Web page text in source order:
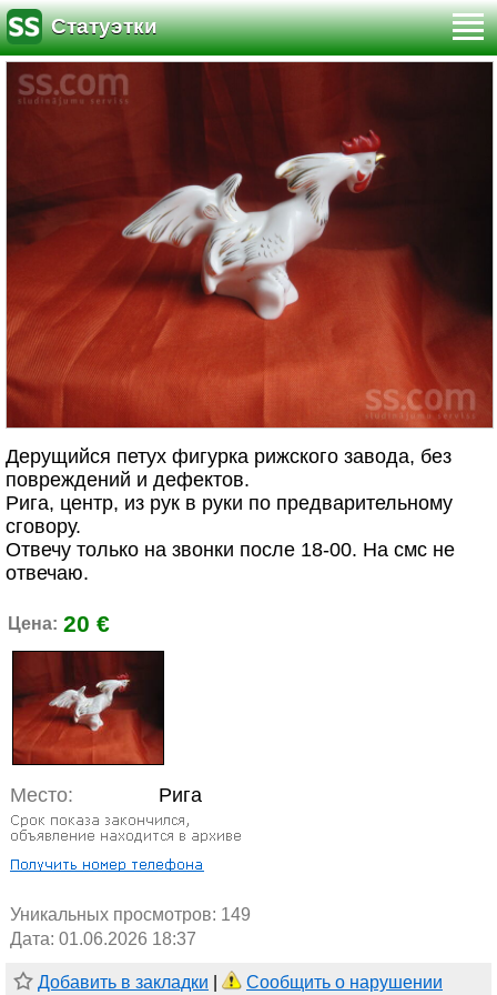
Статуэтки
Дерущийся петух фигурка рижского завода, без
повреждений и дефектов.
Рига, центр, из рук в руки по предварительному
сговору.
Отвечу только на звонки после 18-00. На смс не
отвечаю.
Цена: 20 €
Место: Рига
Уникальных просмотров: 149
Дата: 01.06.2026 18:37
Добавить в закладки Сообщить о нарушении